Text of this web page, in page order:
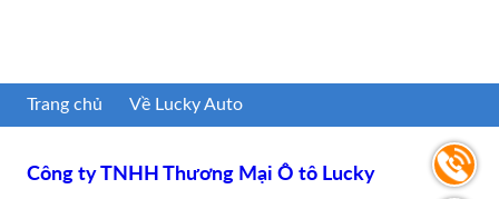
Trang chủ Về Lucky Auto
Công ty TNHH Thương Mại Ô tô Lucky